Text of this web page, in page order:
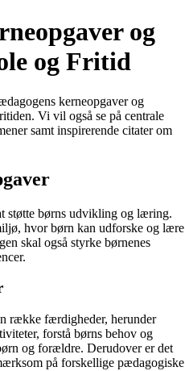
og
og Fritid
kerneopgaver og
Vi vil også se på centrale
samt inspirerende citater om
støtte børns udvikling og læring.
hvor børn kan udforske og lære
skal også styrke børnenes
række færdigheder, herunder
forstå børns behov og
og forældre. Derudover er det
på forskellige pædagogiske